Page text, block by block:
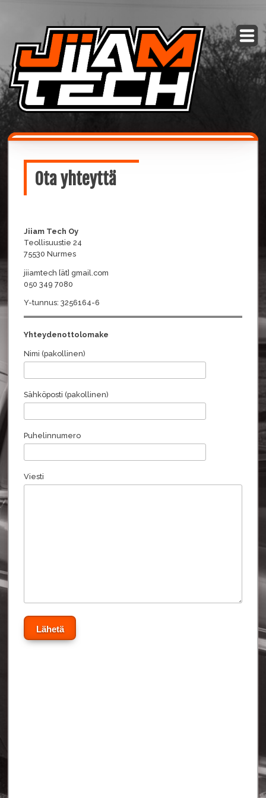
content
Ota yhteyttä
Jiiam Tech Oy
Teollisuustie 24
75530 Nurmes
jiiamtech [ät] gmail.com
050 349 7080
Y-tunnus: 3256164-6
Yhteydenottolomake
Nimi (pakollinen)
Sähköposti (pakollinen)
Puhelinnumero
Viesti